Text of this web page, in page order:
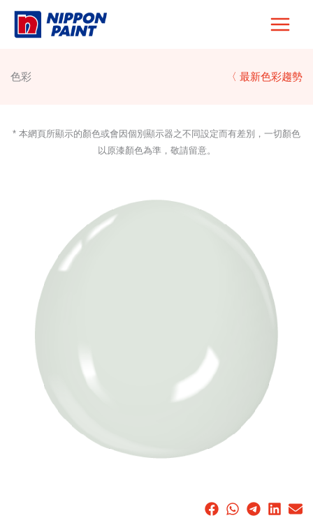
Skip
色彩 〈 最新色彩趨勢
* 本網頁所顯示的顏色或會因個別顯示器之不同設定而有差別，一切顏色
以原漆顏色為準，敬請留意。